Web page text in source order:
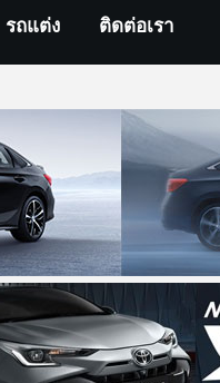
รถแต่ง ติดต่อเรา